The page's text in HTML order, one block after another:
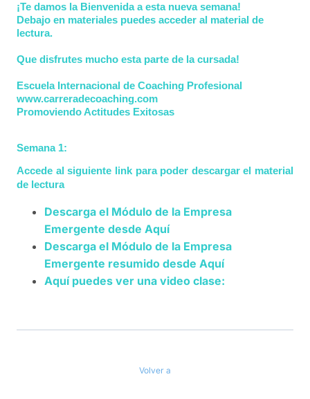
¡Te damos la Bienvenida a esta nueva semana!
Debajo en materiales puedes acceder al material de
lectura.
Que disfrutes mucho esta parte de la cursada!
Escuela Internacional de Coaching Profesional
www.carreradecoaching.com
Promoviendo Actitudes Exitosas
Semana 1:
Accede al siguiente link para poder descargar el material
de lectura
Descarga el Módulo de la Empresa
Emergente desde Aquí
Descarga el Módulo de la Empresa
Emergente resumido desde Aquí
Aquí puedes ver una video clase:
Volver a